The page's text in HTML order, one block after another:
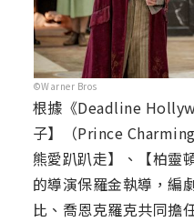
©Warner Bros
根據《Deadline
子】（Prince
熊愛趴趴走】、【柏靈
的導演保羅金執導，編
比、喬恩克羅克共同擔